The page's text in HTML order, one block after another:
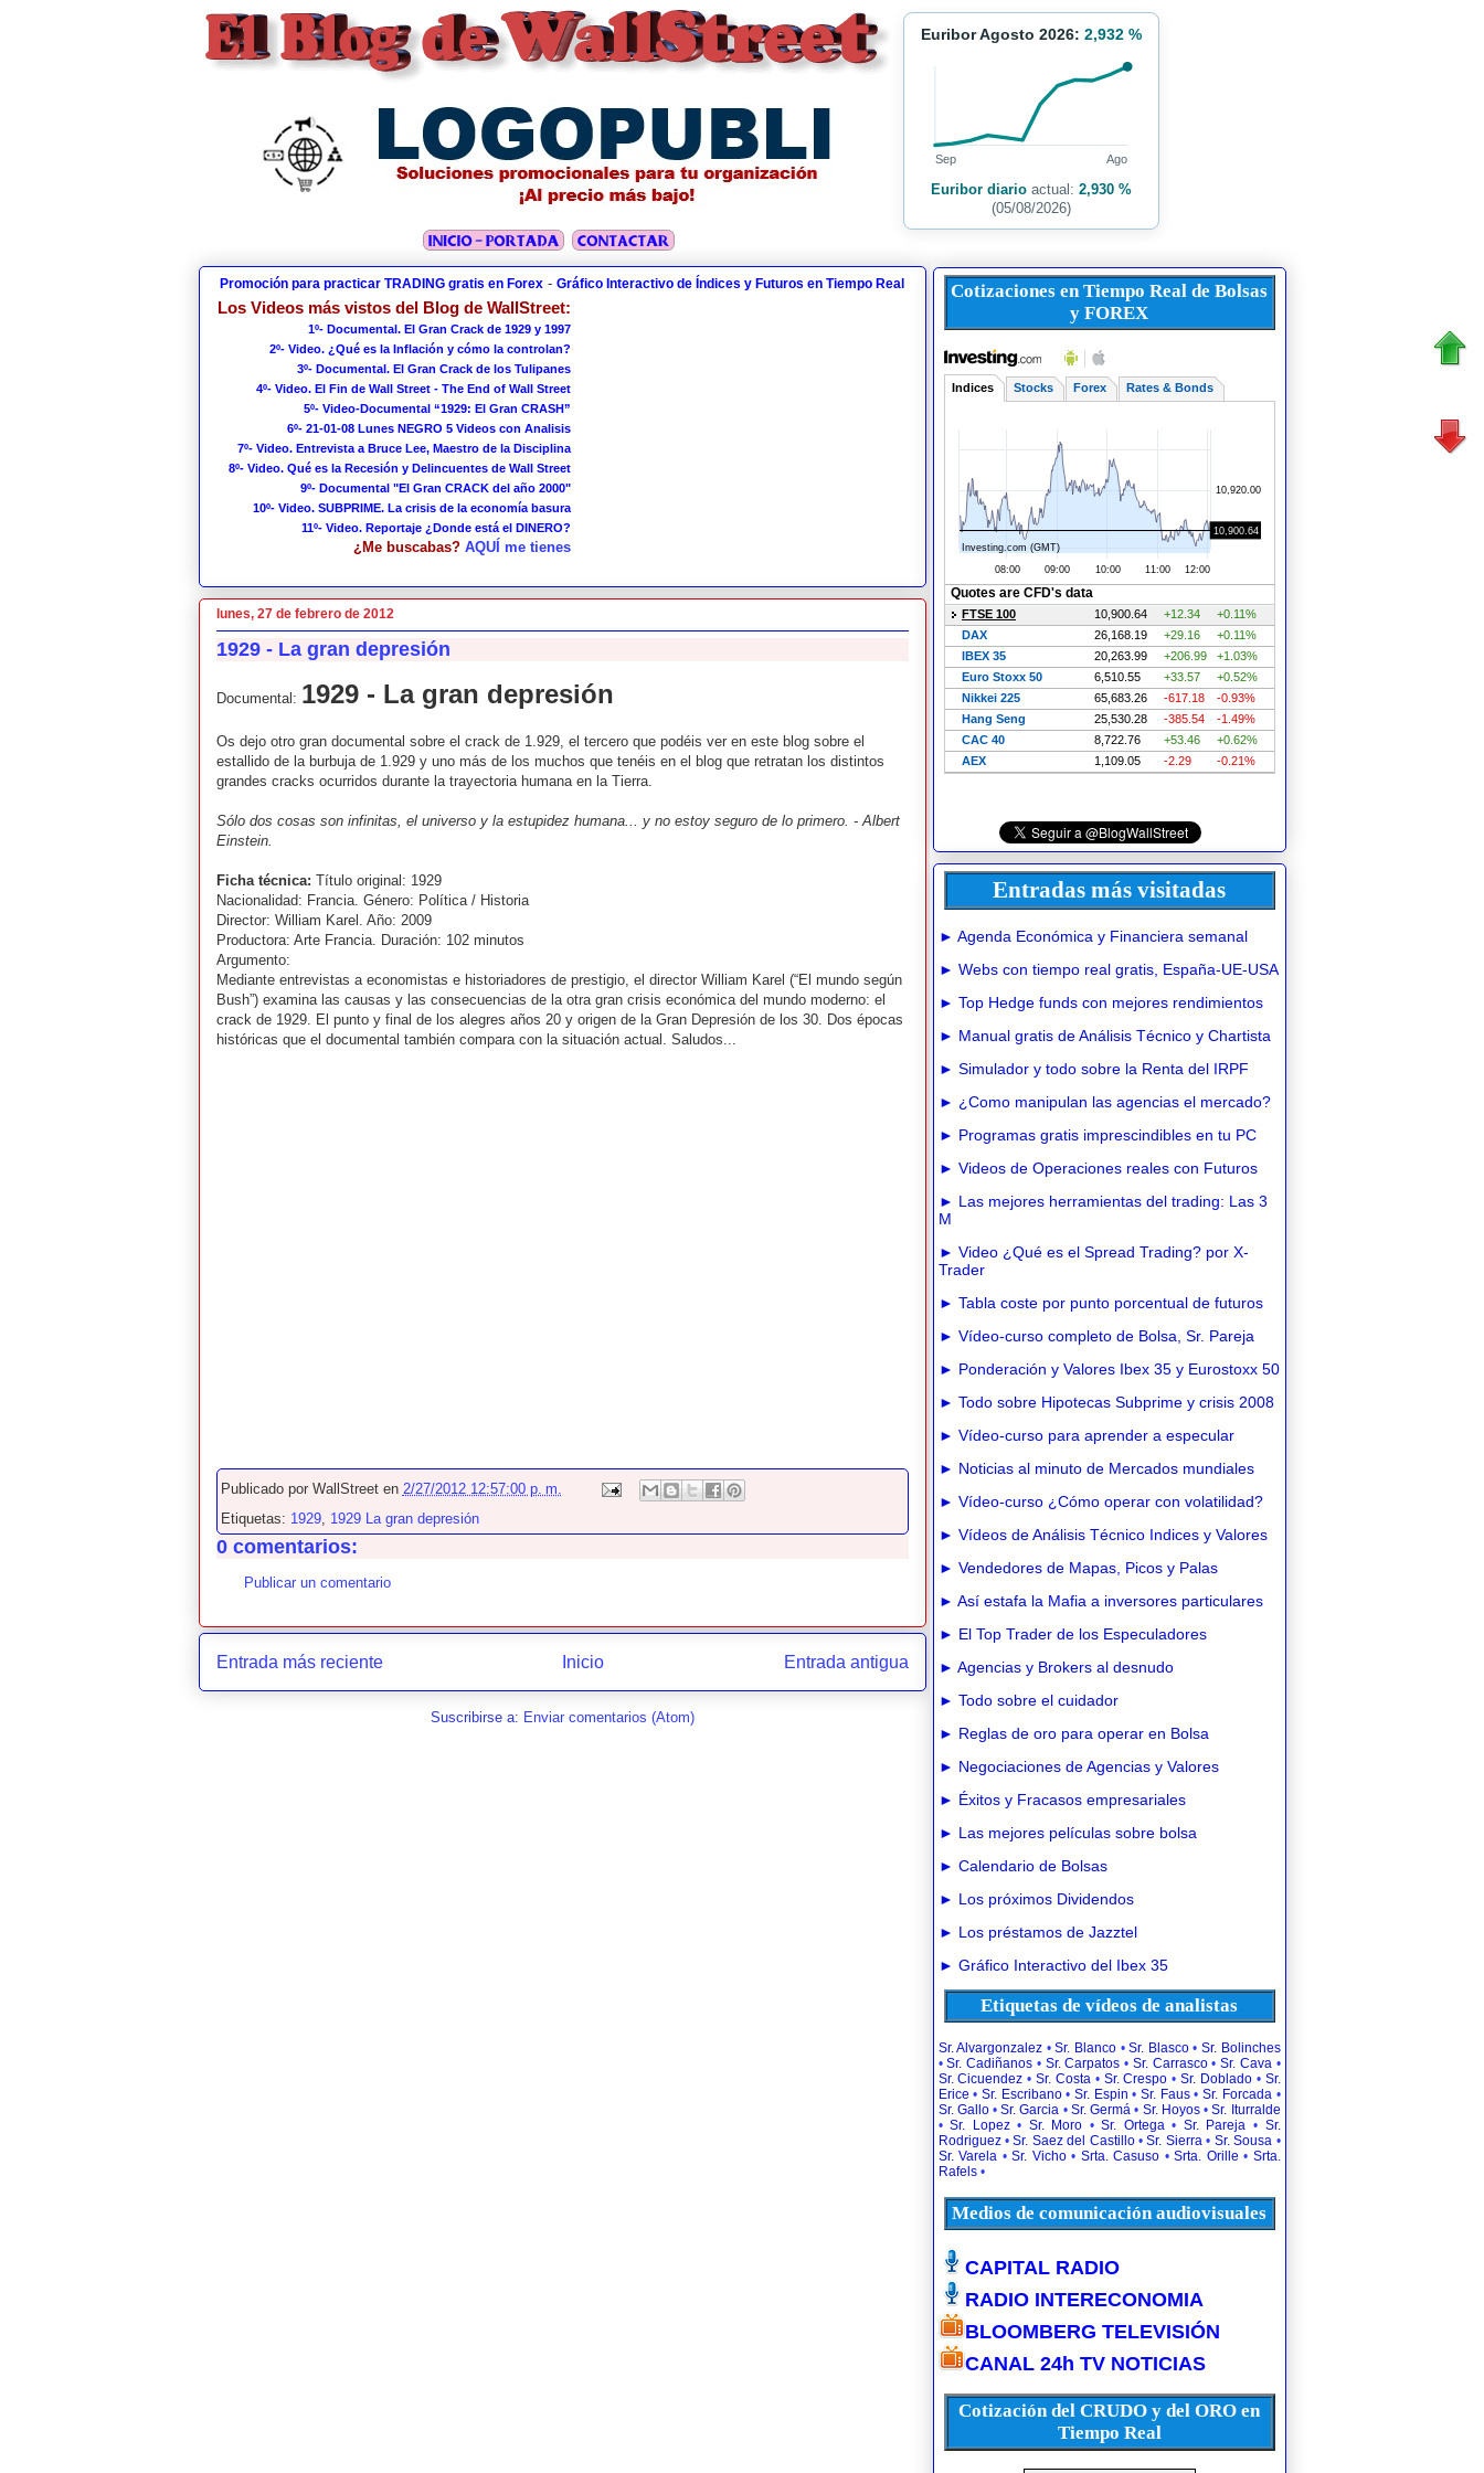
Euribor Agosto 2026: 2,932 %
Sep Ago
Euribor diarioactual: 2,930 %
(05/08/2026)
Promoción para practicar TRADING gratis en Forex - Gráfico Interactivo de Índices y Futuros en Tiempo Real
Los Videos más vistos del Blog de WallStreet:
1º- Documental. El Gran Crack de 1929 y 1997
2º- Video. ¿Qué es la Inflación y cómo la controlan?
3º- Documental. El Gran Crack de los Tulipanes
4º- Video. El Fin de Wall Street - The End of Wall Street
5º- Video-Documental “1929: El Gran CRASH”
6º- 21-01-08 Lunes NEGRO 5 Videos con Analisis
7º- Video. Entrevista a Bruce Lee, Maestro de la Disciplina
8º- Video. Qué es la Recesión y Delincuentes de Wall Street
9º- Documental "El Gran CRACK del año 2000"
10º- Video. SUBPRIME. La crisis de la economía basura
11º- Video. Reportaje ¿Donde está el DINERO?
¿Me buscabas? AQUÍ me tienes
lunes, 27 de febrero de 2012
1929 - La gran depresión
Documental: 1929 - La gran depresión
Os dejo otro gran documental sobre el crack de 1.929, el tercero que podéis ver en este blog sobre el
estallido de la burbuja de 1.929 y uno más de los muchos que tenéis en el blog que retratan los distintos
grandes cracks ocurridos durante la trayectoria humana en la Tierra.
Sólo dos cosas son infinitas, el universo y la estupidez humana... y no estoy seguro de lo primero. - Albert
Einstein.
Ficha técnica: Título original: 1929
Nacionalidad: Francia. Género: Política / Historia
Director: William Karel. Año: 2009
Productora: Arte Francia. Duración: 102 minutos
Argumento:
Mediante entrevistas a economistas e historiadores de prestigio, el director William Karel (“El mundo según
Bush”) examina las causas y las consecuencias de la otra gran crisis económica del mundo moderno: el
crack de 1929. El punto y final de los alegres años 20 y origen de la Gran Depresión de los 30. Dos épocas
históricas que el documental también compara con la situación actual. Saludos...
Publicado por WallStreet en 2/27/2012 12:57:00 p. m.
Etiquetas: 1929, 1929 La gran depresión
0 comentarios:
Publicar un comentario
Entrada más reciente Entrada antigua
Inicio
Suscribirse a: Enviar comentarios (Atom)
Cotizaciones en Tiempo Real de Bolsas
y FOREX
Entradas más visitadas
► Agenda Económica y Financiera semanal
► Webs con tiempo real gratis, España-UE-USA
► Top Hedge funds con mejores rendimientos
► Manual gratis de Análisis Técnico y Chartista
► Simulador y todo sobre la Renta del IRPF
► ¿Como manipulan las agencias el mercado?
► Programas gratis imprescindibles en tu PC
► Videos de Operaciones reales con Futuros
► Las mejores herramientas del trading: Las 3
M
► Video ¿Qué es el Spread Trading? por X-
Trader
► Tabla coste por punto porcentual de futuros
► Vídeo-curso completo de Bolsa, Sr. Pareja
► Ponderación y Valores Ibex 35 y Eurostoxx 50
► Todo sobre Hipotecas Subprime y crisis 2008
► Vídeo-curso para aprender a especular
► Noticias al minuto de Mercados mundiales
► Vídeo-curso ¿Cómo operar con volatilidad?
► Vídeos de Análisis Técnico Indices y Valores
► Vendedores de Mapas, Picos y Palas
► Así estafa la Mafia a inversores particulares
► El Top Trader de los Especuladores
► Agencias y Brokers al desnudo
► Todo sobre el cuidador
► Reglas de oro para operar en Bolsa
► Negociaciones de Agencias y Valores
► Éxitos y Fracasos empresariales
► Las mejores películas sobre bolsa
► Calendario de Bolsas
► Los próximos Dividendos
► Los préstamos de Jazztel
► Gráfico Interactivo del Ibex 35
Etiquetas de vídeos de analistas
Sr. Alvargonzalez •Sr. Blanco•Sr. Blasco• Sr. Bolinches
•Sr. Cadiñanos • Sr. Carpatos • Sr. Carrasco• Sr. Cava•
Sr. Cicuendez •Sr. Costa• Sr. Crespo •Sr. Doblado• Sr.
Erice • Sr. Escribano• Sr. Espin •Sr. Faus•Sr. Forcada•
Sr. Gallo•Sr. Garcia • Sr. Germá • Sr. Hoyos•Sr. Iturralde
•Sr. Lopez• Sr. Moro •Sr. Ortega• Sr. Pareja • Sr.
Rodriguez•Sr. Saez del Castillo•Sr. Sierra• Sr. Sousa •
Sr. Varela • Sr. Vicho• Srta. Casuso • Srta. Orille • Srta.
Rafels•
Medios de comunicación audiovisuales
CAPITAL RADIO
RADIO INTERECONOMIA
BLOOMBERG TELEVISIÓN
CANAL 24h TV NOTICIAS
Cotización del CRUDO y del ORO en
Tiempo Real